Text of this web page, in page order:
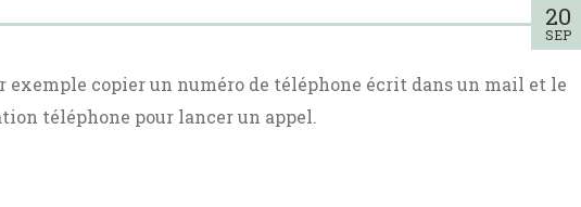
20
SEP
exemple copier un numéro de téléphone écrit dans un mail et le
téléphone pour lancer un appel.